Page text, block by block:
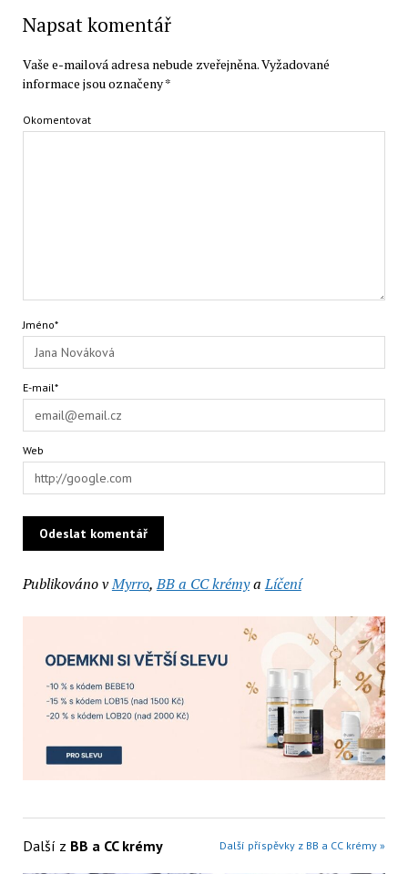
Napsat komentář
Vaše e-mailová adresa nebude zveřejněna.Vyžadované
informace jsou označeny*
Okomentovat
Jméno*
E-mail*
Web
Publikováno vMyrro,BB a CC krémyaLíčení
Další z BB a CC krémy Další příspěvky z BB a CC krémy »